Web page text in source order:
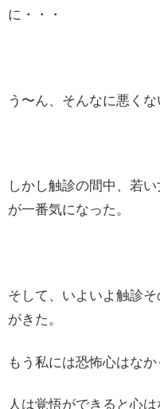
に・・・
う〜ん、そんなに悪くな
しかし触診の間中、若
が一番気になった。
そして、いよいよ触診
がきた。
もう私には恐怖心はなか
人は覚悟ができると心